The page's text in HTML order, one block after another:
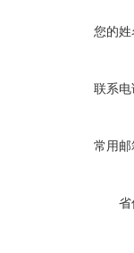
您的姓
联系电
常用邮
省